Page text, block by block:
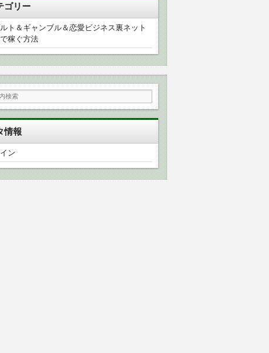
ゴリー
ト＆ギャンブル＆恋愛ビジネス裏ネット
稼ぐ方法
情報
ン